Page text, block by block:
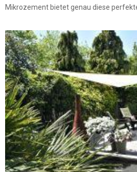
Mikrozement bietet genau diese perfekte